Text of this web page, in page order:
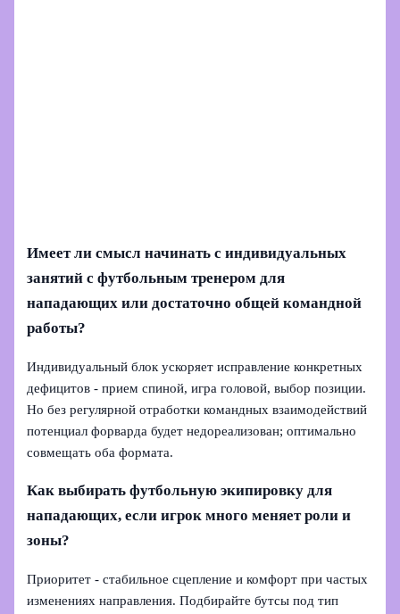
Имеет ли смысл начинать с индивидуальных
занятий с футбольным тренером для
нападающих или достаточно общей командной
работы?
Индивидуальный блок ускоряет исправление конкретных
дефицитов - прием спиной, игра головой, выбор позиции.
Но без регулярной отработки командных взаимодействий
потенциал форварда будет недореализован; оптимально
совмещать оба формата.
Как выбирать футбольную экипировку для
нападающих, если игрок много меняет роли и
зоны?
Приоритет - стабильное сцепление и комфорт при частых
изменениях направления. Подбирайте бутсы под тип